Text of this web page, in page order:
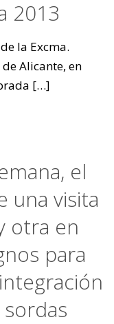
2013
la Excma.
Alicante, en
[…]
el
una visita
otra en
para